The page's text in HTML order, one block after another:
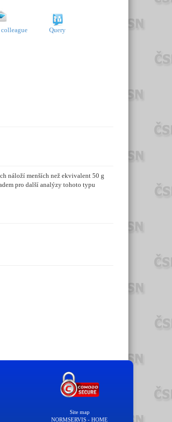
colleague Query
náloží menších než ekvivalent 50 g
pro další analýzy tohoto typu
Site map
NORMSERVIS - HOME